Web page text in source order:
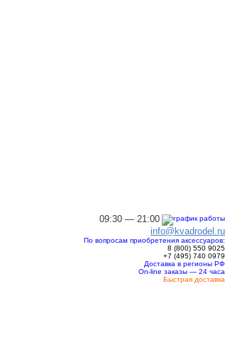
09:30 — 21:00
info@kvadrodel.ru
По вопросам приобретения аксессуаров:
8 (800) 550 9025
+7 (495) 740 0979
Доставка в регионы РФ
On-line заказы — 24 часа
Быстрая доставка